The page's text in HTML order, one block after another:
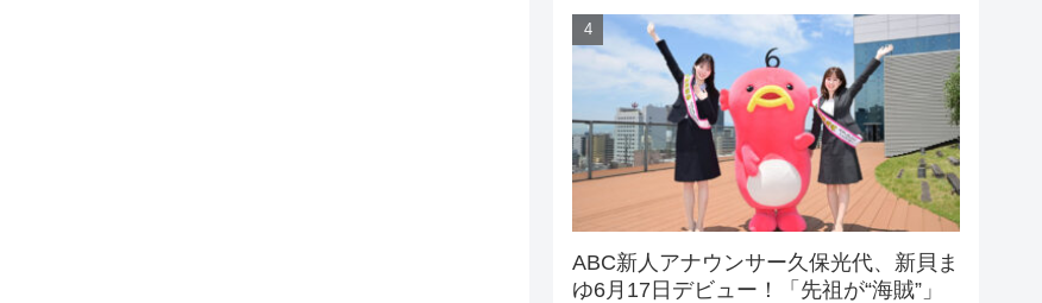
ABC新人アナウンサー久保光代、新貝ま
ゆ6月17日デビュー！「先祖が“海賊”」